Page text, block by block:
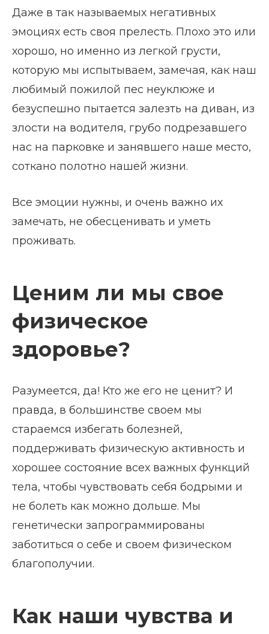
Даже в так называемых негативных
эмоциях есть своя прелесть. Плохо это или
хорошо, но именно из легкой грусти,
которую мы испытываем, замечая, как наш
любимый пожилой пес неуклюже и
безуспешно пытается залезть на диван, из
злости на водителя, грубо подрезавшего
нас на парковке и занявшего наше место,
соткано полотно нашей жизни.
Все эмоции нужны, и очень важно их
замечать, не обесценивать и уметь
проживать.
Ценим ли мы свое
физическое
здоровье?
Разумеется, да! Кто же его не ценит? И
правда, в большинстве своем мы
стараемся избегать болезней,
поддерживать физическую активность и
хорошее состояние всех важных функций
тела, чтобы чувствовать себя бодрыми и
не болеть как можно дольше. Мы
генетически запрограммированы
заботиться о себе и своем физическом
благополучии.
Как наши чувства и